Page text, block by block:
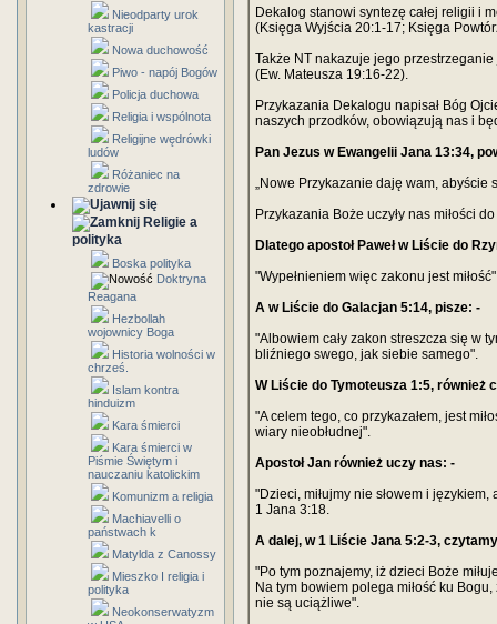
Nieodparty urok
kastracji
Nowa duchowość
Piwo - napój Bogów
Policja duchowa
Religia i wspólnota
Religijne wędrówki
ludów
Różaniec na
zdrowie
Religie a
polityka
Boska polityka
Doktryna
Reagana
Hezbollah
wojownicy Boga
Historia wolności w
chrześ.
Islam kontra
hinduizm
Kara śmierci
Kara śmierci w
Piśmie Świętym i
nauczaniu katolickim
Komunizm a religia
Machiavelli o
państwach k
Matylda z Canossy
Mieszko I religia i
polityka
Neokonserwatyzm
Dekalog stanowi syntezę całej religii i
(Księga Wyjścia 20:1-17; Księga
Także NT nakazuje jego
(Ew. Mateusza 19:16-22).
Przykazania Dekalogu napisał Bóg
naszych przodków, obowiązują nas i
Pan Jezus w Ewangelii Jana 13:34,
„Nowe Przykazanie daję wam, abyście
Przykazania Boże uczyły nas miłości
Dlatego apostoł Paweł w Liście do
"Wypełnieniem więc zakonu jest
A w Liście do Galacjan 5:14, pisze: -
"Albowiem cały zakon streszcza się w
bliźniego swego, jak siebie samego".
W Liście do Tymoteusza 1:5, również
"A celem tego, co przykazałem, jest
wiary nieobłudnej".
Apostoł Jan również uczy nas: -
"Dzieci, miłujmy nie słowem i
1 Jana 3:18.
A dalej, w 1 Liście Jana 5:2-3,
"Po tym poznajemy, iż dzieci Boże
Na tym bowiem polega miłość ku
nie są uciążliwe".